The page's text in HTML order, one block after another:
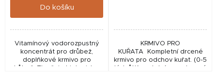
Do košíku
Vitamínový vodorozpustný
koncentrát pro drůbež,
doplňkové krmivo pro
drůbež. Zlepšuje biologickou
KRMIVO PRO
KUŘATA Kompletní drcené
krmivo pro odchov kuřat. (0-5
týdnů)Kompletní granulované